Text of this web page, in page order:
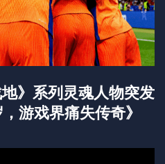
地》系列灵魂人物突发
游戏界痛失传奇》